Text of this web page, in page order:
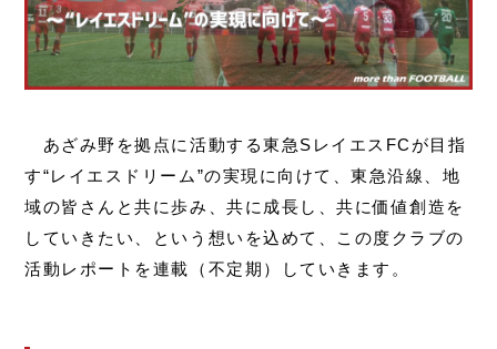
あざみ野を拠点に活動する東急SレイエスFCが目指
す“レイエスドリーム”の実現に向けて、東急沿線、地
域の皆さんと共に歩み、共に成長し、共に価値創造を
していきたい、という想いを込めて、この度クラブの
活動レポートを連載（不定期）していきます。